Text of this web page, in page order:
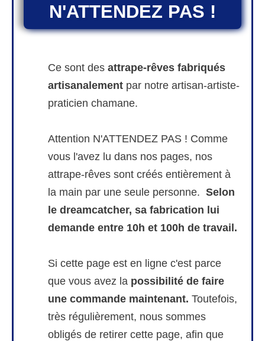
N'ATTENDEZ PAS !
Ce sont des attrape-rêves fabriqués
artisanalement par notre artisan-artiste-
praticien chamane.
Attention N'ATTENDEZ PAS ! Comme
vous l'avez lu dans nos pages, nos
attrape-rêves sont créés entièrement à
la main par une seule personne. Selon
le dreamcatcher, sa fabrication lui
demande entre 10h et 100h de travail.
Si cette page est en ligne c'est parce
que vous avez la possibilité de faire
une commande maintenant. Toutefois,
très régulièrement, nous sommes
obligés de retirer cette page, afin que